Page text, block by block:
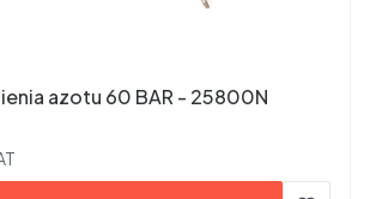
azotu 60 BAR - 25800N